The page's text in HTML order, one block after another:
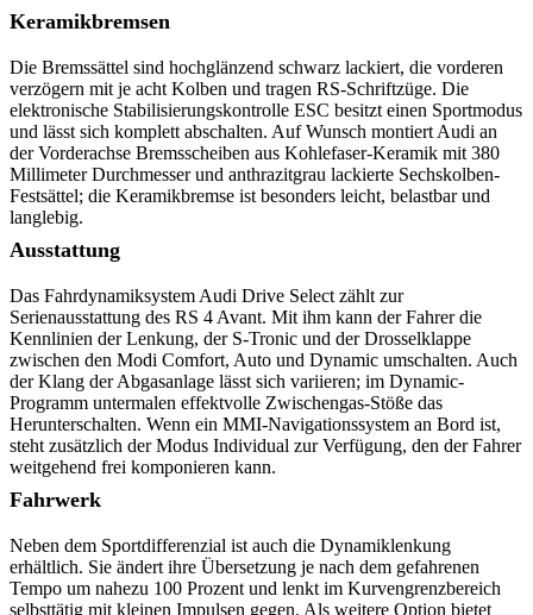
Keramikbremsen
Die Bremssättel sind hochglänzend schwarz lackiert, die vorderen
verzögern mit je acht Kolben und tragen RS-Schriftzüge. Die
elektronische Stabilisierungskontrolle ESC besitzt einen Sportmodus
und lässt sich komplett abschalten. Auf Wunsch montiert Audi an
der Vorderachse Bremsscheiben aus Kohlefaser-Keramik mit 380
Millimeter Durchmesser und anthrazitgrau lackierte Sechskolben-
Festsättel; die Keramikbremse ist besonders leicht, belastbar und
langlebig.
Ausstattung
Das Fahrdynamiksystem Audi Drive Select zählt zur
Serienausstattung des RS 4 Avant. Mit ihm kann der Fahrer die
Kennlinien der Lenkung, der S-Tronic und der Drosselklappe
zwischen den Modi Comfort, Auto und Dynamic umschalten. Auch
der Klang der Abgasanlage lässt sich variieren; im Dynamic-
Programm untermalen effektvolle Zwischengas-Stöße das
Herunterschalten. Wenn ein MMI-Navigationssystem an Bord ist,
steht zusätzlich der Modus Individual zur Verfügung, den der Fahrer
weitgehend frei komponieren kann.
Fahrwerk
Neben dem Sportdifferenzial ist auch die Dynamiklenkung
erhältlich. Sie ändert ihre Übersetzung je nach dem gefahrenen
Tempo um nahezu 100 Prozent und lenkt im Kurvengrenzbereich
selbsttätig mit kleinen Impulsen gegen. Als weitere Option bietet